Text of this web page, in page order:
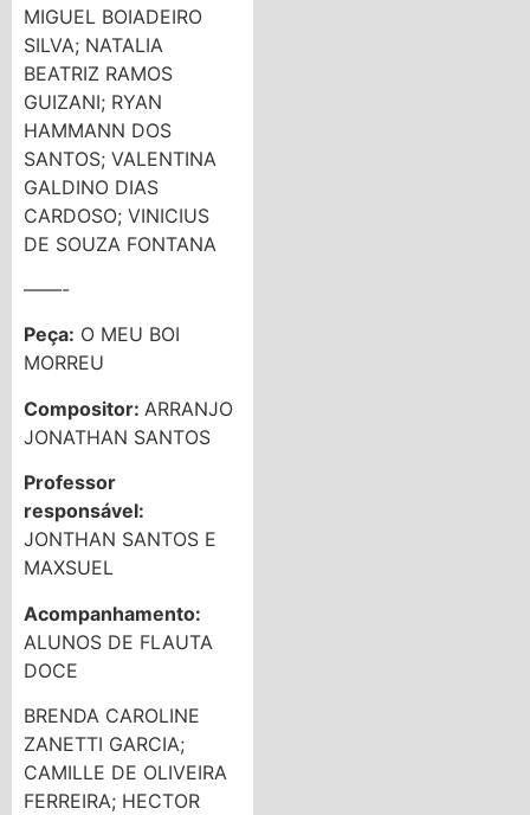
MIGUEL BOIADEIRO
SILVA; NATALIA
BEATRIZ RAMOS
GUIZANI; RYAN
HAMMANN DOS
SANTOS; VALENTINA
GALDINO DIAS
CARDOSO; VINICIUS
DE SOUZA FONTANA
——-
Peça: O MEU BOI
MORREU
Compositor: ARRANJO
JONATHAN SANTOS
Professor
responsável:
JONTHAN SANTOS E
MAXSUEL
Acompanhamento:
ALUNOS DE FLAUTA
DOCE
BRENDA CAROLINE
ZANETTI GARCIA;
CAMILLE DE OLIVEIRA
FERREIRA; HECTOR